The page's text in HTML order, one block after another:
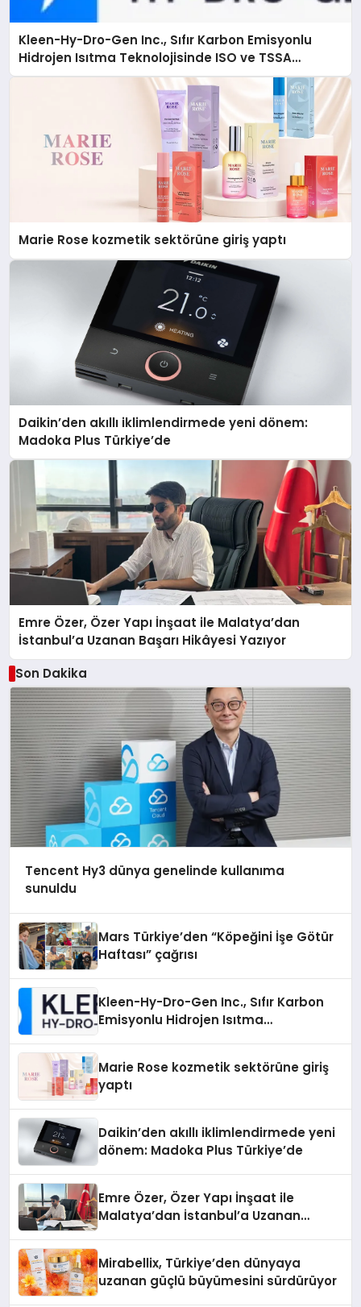
Kleen-Hy-Dro-Gen Inc., Sıfır Karbon Emisyonlu
Hidrojen Isıtma Teknolojisinde ISO ve TSSA
Düzenleyici Onaylarını Aldı
Marie Rose kozmetik sektörüne giriş yaptı
Daikin’den akıllı iklimlendirmede yeni dönem:
Madoka Plus Türkiye’de
Emre Özer, Özer Yapı İnşaat ile Malatya’dan
İstanbul’a Uzanan Başarı Hikâyesi Yazıyor
Son Dakika
Tencent Hy3 dünya genelinde kullanıma
sunuldu
Mars Türkiye’den “Köpeğini İşe Götür
Haftası” çağrısı
Kleen-Hy-Dro-Gen Inc., Sıfır Karbon
Emisyonlu Hidrojen Isıtma
Marie Rose kozmetik sektörüne giriş
yaptı
Daikin’den akıllı iklimlendirmede yeni
dönem: Madoka Plus Türkiye’de
Emre Özer, Özer Yapı İnşaat ile
Malatya’dan İstanbul’a Uzanan
Mirabellix, Türkiye’den dünyaya
uzanan güçlü büyümesini sürdürüyor